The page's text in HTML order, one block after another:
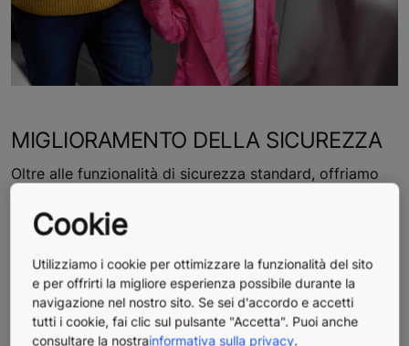
MIGLIORAMENTO DELLA SICUREZZA
Oltre alle funzionalità di sicurezza standard, offriamo
Segnalazioni acustiche e segnalazioni di direzione
per fornire chiare indicazioni sulla direzione di
marcia della scala mobile
Allarme per la direzione di marciase i passeggeri
accedono ad una scala mobile dalla direzione
Cookie
Utilizziamo i cookie per ottimizzare la funzionalità del sito
e per offrirti la migliore esperienza possibile durante la
navigazione nel nostro sito. Se sei d'accordo e accetti
tutti i cookie, fai clic sul pulsante "Accetta". Puoi anche
consultare la nostrainformativa sulla privacy.